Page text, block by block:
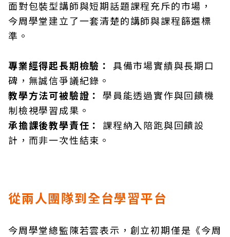
面對包裝型講師與短期話題課程充斥的市場，
今周學堂建立了一套清楚的講師與課程篩選標
準。
專業經得起長期檢驗： 具備市場實績與長期口
碑，無誠信爭議紀錄。
教學方法可被驗證： 學員能透過實作與回饋機
制檢視學習成果。
承擔課後教學責任：
課程納入陪跑與回饋設
計，而非一次性結束。
從兩人團隊到全台學習平台
今周學堂總監陳若雲表示，創立初期僅是《今周